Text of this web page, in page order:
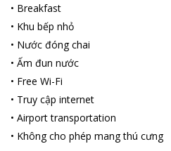
• Breakfast
• Khu bếp nhỏ
• Nước đóng chai
• Ấm đun nước
• Free Wi-Fi
• Truy cập internet
• Airport transportation
• Không cho phép mang thú cưng